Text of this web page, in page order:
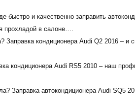
быстро и качественно заправить
прохладой в салоне….
Заправка кондиционера Audi Q2 2016 – и
кондиционера Audi RS5 2010 – наш
Заправка автокондиционера Audi SQ5